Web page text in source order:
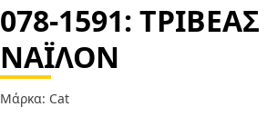
078-1591: ΤΡΙΒΕΑΣ
ΝΑΪΛΟΝ
Μάρκα: Cat